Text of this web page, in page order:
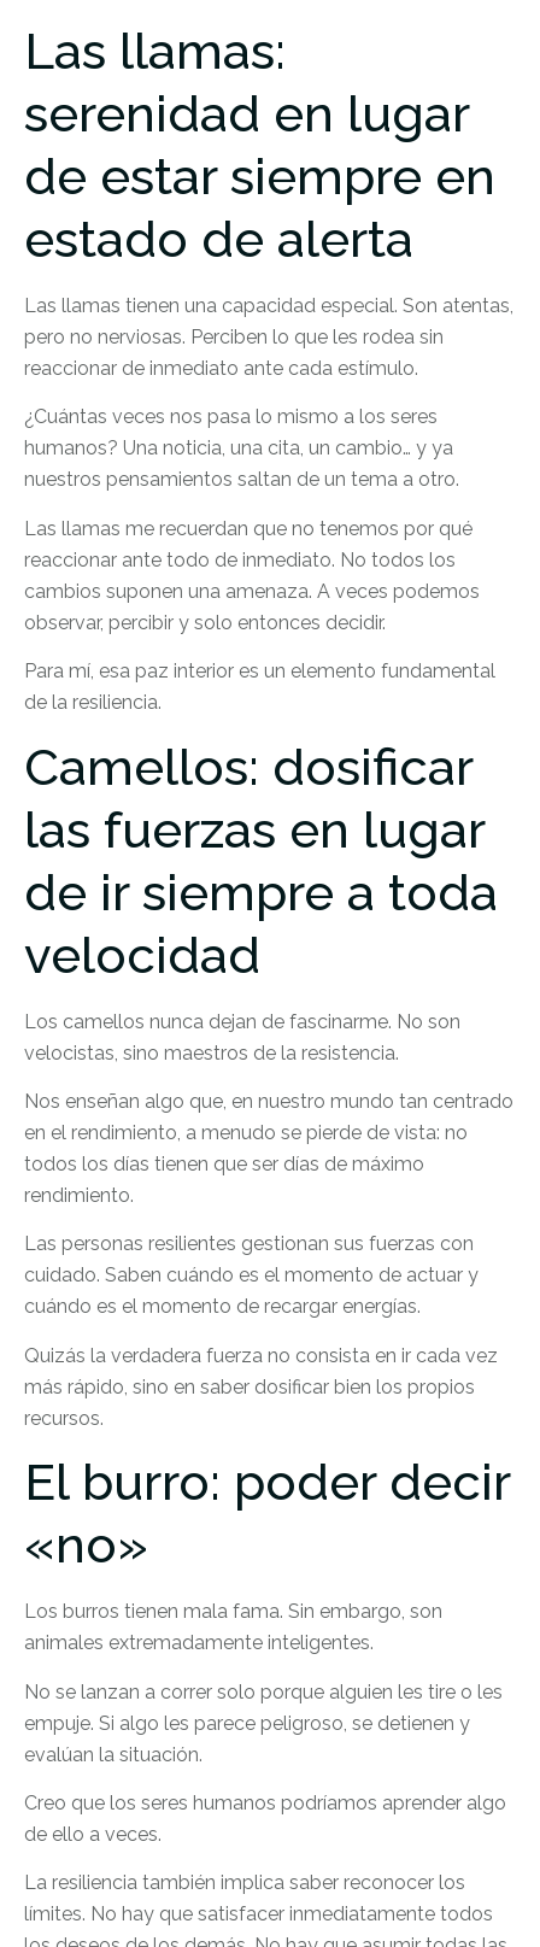
Las llamas:
serenidad en lugar
de estar siempre en
estado de alerta
Las llamas tienen una capacidad especial. Son atentas,
pero no nerviosas. Perciben lo que les rodea sin
reaccionar de inmediato ante cada estímulo.
¿Cuántas veces nos pasa lo mismo a los seres
humanos? Una noticia, una cita, un cambio… y ya
nuestros pensamientos saltan de un tema a otro.
Las llamas me recuerdan que no tenemos por qué
reaccionar ante todo de inmediato. No todos los
cambios suponen una amenaza. A veces podemos
observar, percibir y solo entonces decidir.
Para mí, esa paz interior es un elemento fundamental
de la resiliencia.
Camellos: dosificar
las fuerzas en lugar
de ir siempre a toda
velocidad
Los camellos nunca dejan de fascinarme. No son
velocistas, sino maestros de la resistencia.
Nos enseñan algo que, en nuestro mundo tan centrado
en el rendimiento, a menudo se pierde de vista: no
todos los días tienen que ser días de máximo
rendimiento.
Las personas resilientes gestionan sus fuerzas con
cuidado. Saben cuándo es el momento de actuar y
cuándo es el momento de recargar energías.
Quizás la verdadera fuerza no consista en ir cada vez
más rápido, sino en saber dosificar bien los propios
recursos.
El burro: poder decir
«no»
Los burros tienen mala fama. Sin embargo, son
animales extremadamente inteligentes.
No se lanzan a correr solo porque alguien les tire o les
empuje. Si algo les parece peligroso, se detienen y
evalúan la situación.
Creo que los seres humanos podríamos aprender algo
de ello a veces.
La resiliencia también implica saber reconocer los
límites. No hay que satisfacer inmediatamente todos